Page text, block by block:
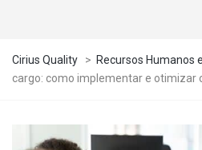
Cirius Quality > Recursos Humanos
cargo: como implementar e otimizar